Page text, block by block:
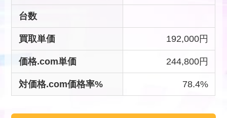
台数
買取単価 192,000円
価格.com単価 244,800円
対価格.com価格率% 78.4%